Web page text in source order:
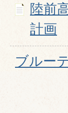
陸前
計画
ブルー